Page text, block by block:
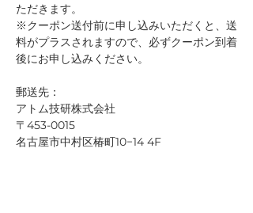
ただきます。
※クーポン送付前に申し込みいただくと、送
料がプラスされますので、必ずクーポン到着
後にお申し込みください。
郵送先：
アトム技研株式会社
〒453-0015
名古屋市中村区椿町10−14 4F